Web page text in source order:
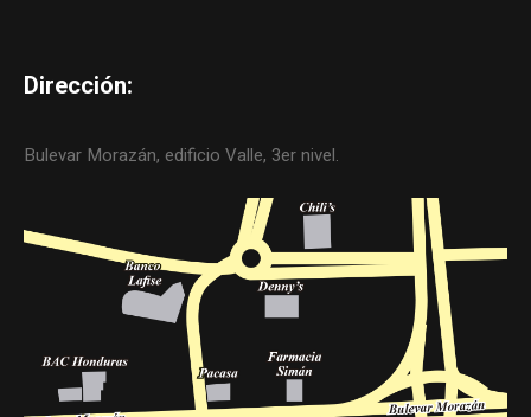
Dirección:
Bulevar Morazán, edificio Valle, 3er nivel.